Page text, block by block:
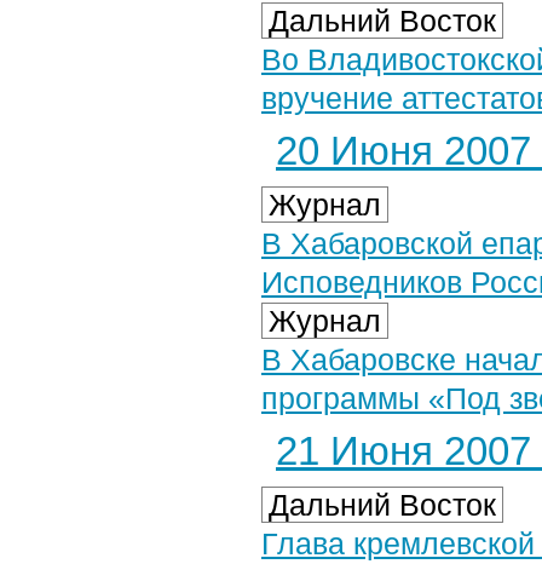
Дальний Восток
Во
вручение
20 Июня 2007
Журнал
В Хабаровской
Исповедников
Журнал
В Хабаровске
программы «Под
21 Июня 2007
Дальний Восток
Глава